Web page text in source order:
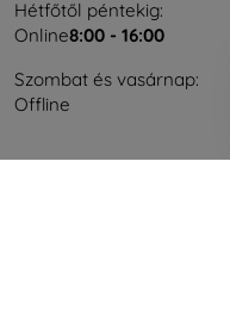
Hétfőtől péntekig:
Online8:00 - 16:00
Szombat és vasárnap:
Offline